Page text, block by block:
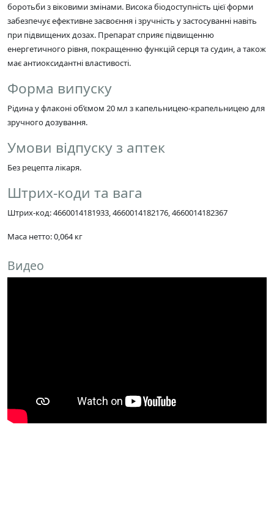
боротьби з віковими змінами. Висока біодоступність цієї форми
забезпечує ефективне засвоєння і зручність у застосуванні навіть
при підвищених дозах. Препарат сприяє підвищенню
енергетичного рівня, покращенню функцій серця та судин, а також
має антиоксидантні властивості.
Форма випуску
Рідина у флаконі об’ємом 20 мл з капельницею-крапельницею для
зручного дозування.
Умови відпуску з аптек
Без рецепта лікаря.
Штрих-коди та вага
Штрих-код: 4660014181933, 4660014182176, 4660014182367
Маса нетто: 0,064 кг
Видео